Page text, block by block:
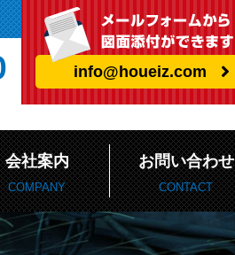
info@houeiz.com
会社案内
COMPANY
お問い合わせ
CONTACT